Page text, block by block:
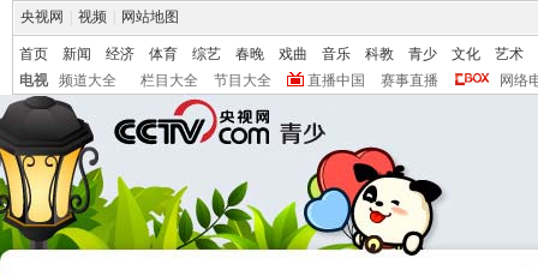
央视网 视频 网站地图
首页 新闻 经济 体育 综艺 春晚 戏曲 音乐 科教 青少 文化
艺术
电视
频道大全 栏目大全 节目大全 直播中国 赛事直播 网络